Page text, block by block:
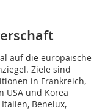
auf die europäische
Ziele sind
in Frankreich,
USA und Korea
Benelux,